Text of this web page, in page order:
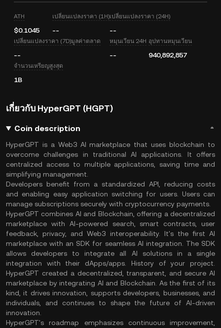
ATH
$0.1045
เปลี่ยนแปลงราคา (1H)
--
เปลี่ยนแปลงราคา (24H)
--
เปลี่ยนแปลงราคา (7D)
--
มูลค่าตลาด หมุนเวียน 24H
--
อุปทานหมุนเวียน
940,892,857
จำนวนเหรียญสูงสุด
1B
เกี่ยวกับ HyperGPT (HGPT)
Coin description
HyperGPT is a Web3 AI marketplace that uses blockchain to
overcome challenges in traditional AI applications. It offers
centralized access to multiple applications, saving time and
simplifying management.
Developers benefit from a standardized API, reducing costs
and enabling easy application switching for users. Users can
manage subscriptions securely with cryptocurrency payments.
HyperGPT combines AI and Blockchain, offering a decentralized
marketplace with AI-powered search, smart contracts, user
feedback, privacy, and Web3 interoperability. It's the first AI
marketplace with an SDK for seamless AI integration. The SDK
allows developers to integrate all AI solutions in a single
integration with their dApps/apps. History of your project.
HyperGPT created a decentralized, transparent, and secure AI
marketplace by integrating AI and Blockchain. As the first of its
kind, it drives innovation, supports developers, businesses, and
individuals, and continues to shape the future of AI-driven
innovation.
HyperGPT's roadmap emphasizes continuous improvement,